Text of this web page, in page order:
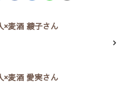
×麦酒 綾子さん
×麦酒 愛実さん